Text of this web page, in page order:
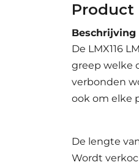
Beschrijving
De LMX116
greep welke
verbonden
ook om elke
De lengte
Wordt